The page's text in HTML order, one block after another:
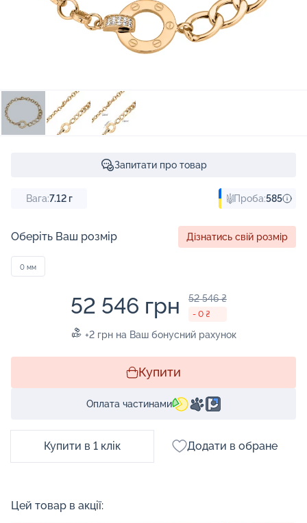
Запитати про товар
Вага:7.12г Проба:585
Оберіть Ваш розмір Дізнатись свій розмір
0 мм
52 546 грн 52 546 ₴
- 0 ₴
+2 грн на Ваш бонусний рахунок
Купити
Оплата частинами
Купити в 1 клік Додати в обране
Цей товар в акції: